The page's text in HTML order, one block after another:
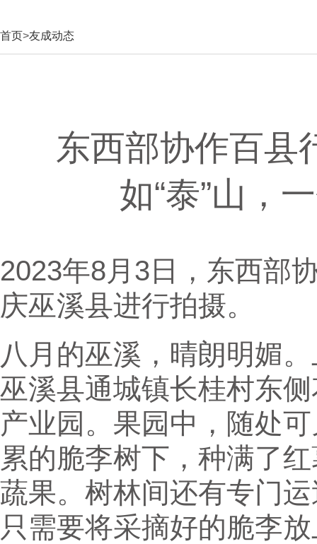
首页>友成动态
东西部协作百县
如“泰”山，
2023年8月3日，东西部
庆巫溪县进行拍摄。
八月的巫溪，晴朗明媚
巫溪县通城镇长桂村东
产业园。果园中，随处
累的脆李树下，种满了
蔬果。树林间还有专门
只需要将采摘好的脆李